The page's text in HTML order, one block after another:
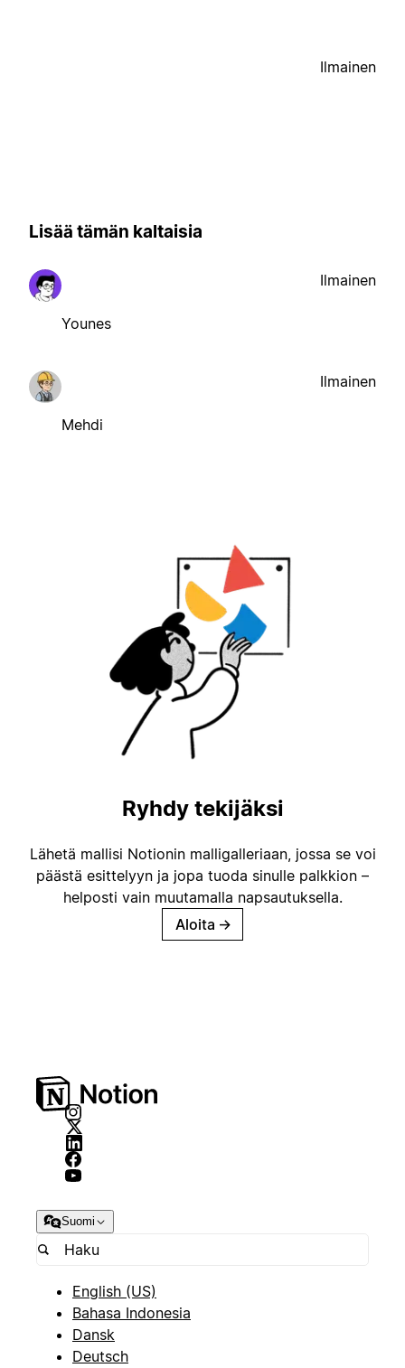
Ilmainen
Lisää tämän kaltaisia
Younes
Ilmainen
Mehdi
Ilmainen
Ryhdy tekijäksi
Lähetä mallisi Notionin malligalleriaan, jossa se voi
päästä esittelyyn ja jopa tuoda sinulle palkkion –
helposti vain muutamalla napsautuksella.
Aloita →
Suomi
English (US)
Bahasa Indonesia
Dansk
Deutsch